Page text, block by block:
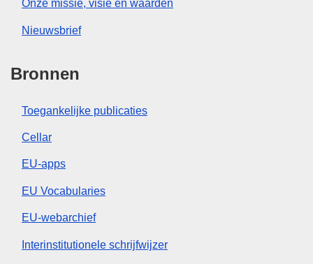
Onze missie, visie en waarden
Nieuwsbrief
Bronnen
Toegankelijke publicaties
Cellar
EU-apps
EU Vocabularies
EU-webarchief
Interinstitutionele schrijfwijzer